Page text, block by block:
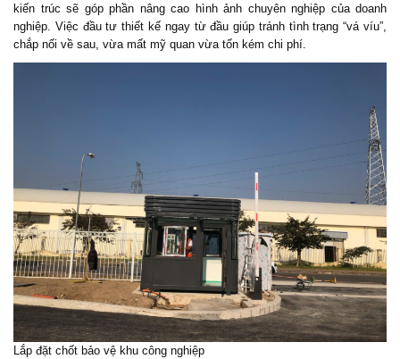
kiến trúc sẽ góp phần nâng cao hình ảnh chuyên nghiệp của doanh
nghiệp. Việc đầu tư thiết kế ngay từ đầu giúp tránh tình trạng “vá víu”,
chắp nối về sau, vừa mất mỹ quan vừa tốn kém chi phí.
Lắp đặt chốt bảo vệ khu công nghiệp